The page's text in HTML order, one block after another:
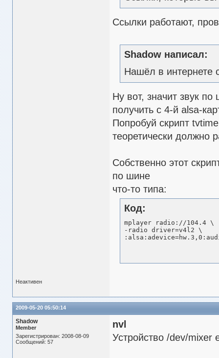
Ссылки работают,
Shadow написал:
Нашёл в интернете
Ну вот, значит звук
получить с 4-й alsa-
Попробуй скрипт
теоретически должно
Собственно этот
по шине
что-то типа:
Код:
mplayer radio://104.4 \
-radio driver=v4l2 \
Неактивен
2009-05-20 05:50:14
Shadow
Member
Зарегистрирован: 2008-08-09
Сообщений: 57
nvl
Устройство /dev/mixer